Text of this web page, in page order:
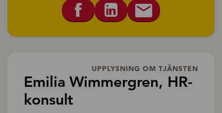
UPPLYSNING OM TJÄNSTEN
Emilia Wimmergren, HR-
konsult